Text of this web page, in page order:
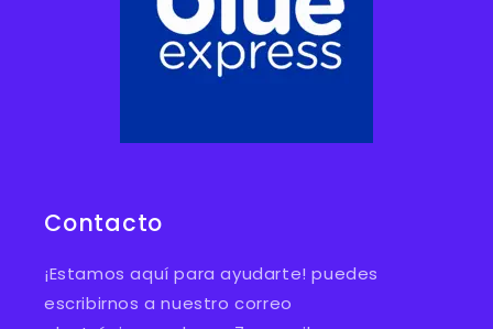
Contacto
¡Estamos aquí para ayudarte! puedes
escribirnos a nuestro correo